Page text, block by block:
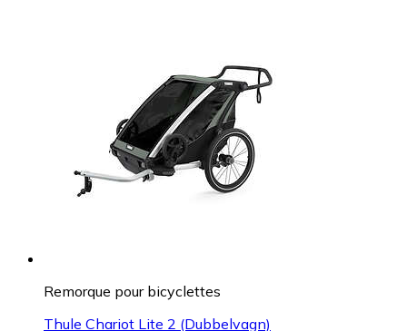
Remorque pour bicyclettes
Thule Chariot Lite 2 (Dubbelvagn)